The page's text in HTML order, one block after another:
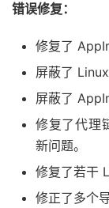
错误修复：
修复了
屏蔽了
屏蔽了
修复了代理
新问题。
修复了若干
修正了多个